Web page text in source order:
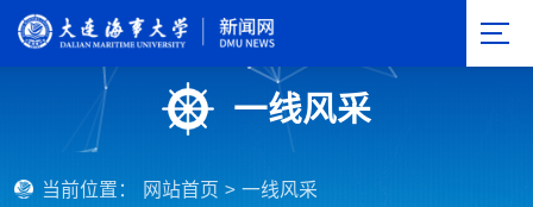
一线风采
当前位置： 网站首页 > 一线风采